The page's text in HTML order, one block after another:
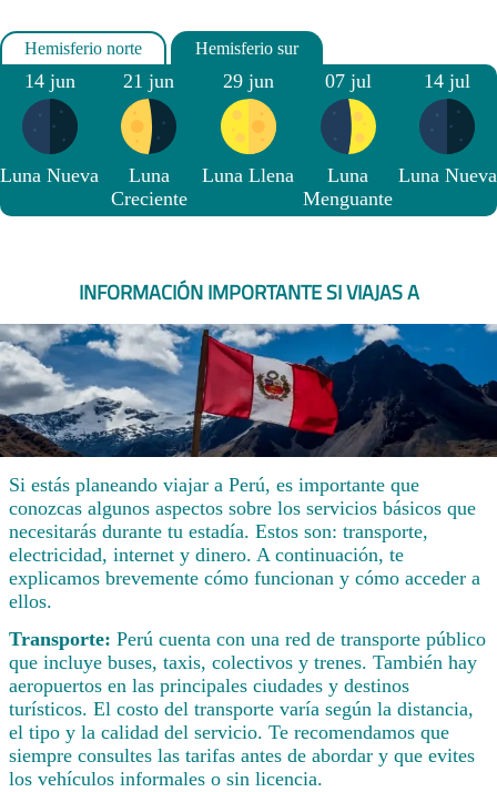
14 jun
Luna Nueva
21 jun
Luna
Creciente
29 jun
Luna Llena
07 jul
Luna
Menguante
14 jul
Luna Nueva
INFORMACIÓN IMPORTANTE SI VIAJAS A
Si estás planeando viajar a Perú, es importante que
conozcas algunos aspectos sobre los servicios básicos que
necesitarás durante tu estadía. Estos son: transporte,
electricidad, internet y dinero. A continuación, te
explicamos brevemente cómo funcionan y cómo acceder a
ellos.
Transporte: Perú cuenta con una red de transporte público
que incluye buses, taxis, colectivos y trenes. También hay
aeropuertos en las principales ciudades y destinos
turísticos. El costo del transporte varía según la distancia,
el tipo y la calidad del servicio. Te recomendamos que
siempre consultes las tarifas antes de abordar y que evites
los vehículos informales o sin licencia.